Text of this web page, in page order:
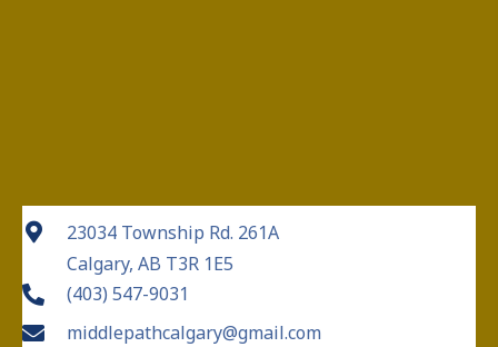
23034 Township Rd. 261A
Calgary, AB T3R 1E5
(403) 547-9031
middlepathcalgary@gmail.com